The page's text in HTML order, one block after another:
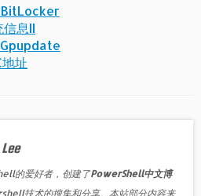
息II
址
的爱好者，创建了PowerShell中文博
技术的搜集和分享。本站部分内容来